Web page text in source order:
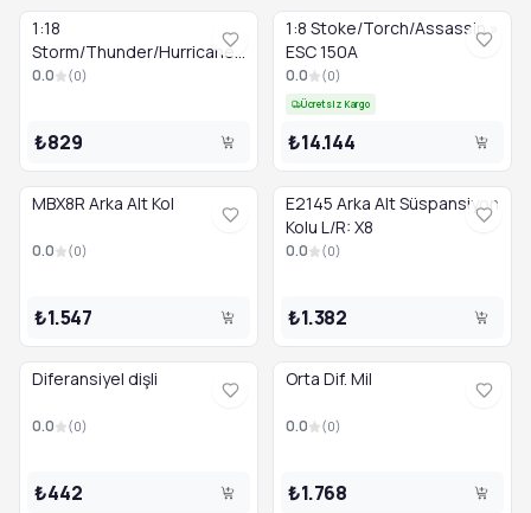
1:18
Storm/Thunder/Hurricane
» Ön/Arka Drift Tam Seti
0.0 (0)
₺829
1:8 Stoke/Torch/Assassin »
ESC 150A
0.0 (0)
Ücretsiz Kargo
₺14.144
MBX8R Arka Alt Kol
0.0 (0)
₺1.547
E2145 Arka Alt Süspansiyon
Kolu L/R: X8
0.0 (0)
₺1.382
Diferansiyel dişli
0.0 (0)
₺442
Orta Dif. Mil
0.0 (0)
₺1.768